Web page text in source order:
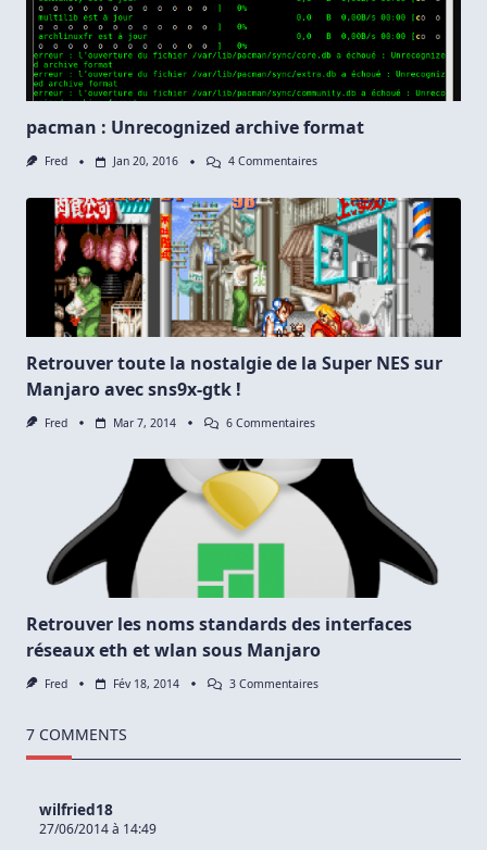
pacman : Unrecognized archive format
Fred Jan 20, 2016 4 CommentairesSur
Unrecognized
Archive
Format
Retrouver toute la nostalgie de la Super NES sur
Manjaro avec sns9x-gtk !
Fred Mar 7, 2014 6 CommentairesSur
La
Nostalgie
De
La
Super
Manjaro
Sns9x-
Gtk
!
Retrouver les noms standards des interfaces
réseaux eth et wlan sous Manjaro
Fred Fév 18, 2014 3 CommentairesSur
Des
7 COMMENTS
wilfried18
27/06/2014 à 14:49